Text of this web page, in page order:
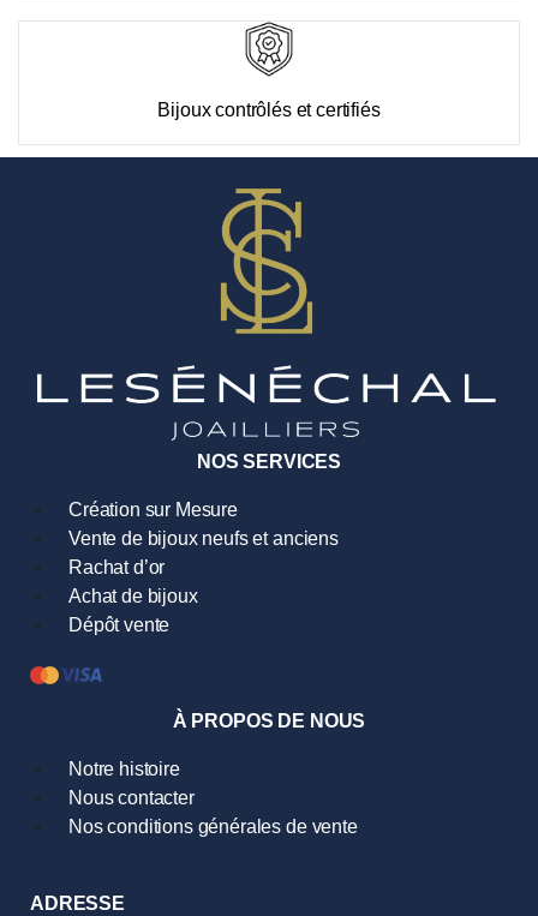
Bijoux contrôlés et certifiés
NOS SERVICES
Création sur Mesure
Vente de bijoux neufs et anciens
Rachat d’or
Achat de bijoux
Dépôt vente
À PROPOS DE NOUS
Notre histoire
Nous contacter
Nos conditions générales de vente
ADRESSE